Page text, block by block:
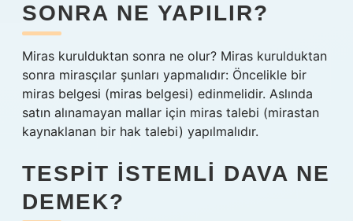
SONRA NE YAPILIR?
Miras kurulduktan sonra ne olur? Miras kurulduktan
sonra mirasçılar şunları yapmalıdır: Öncelikle bir
miras belgesi (miras belgesi) edinmelidir. Aslında
satın alınamayan mallar için miras talebi (mirastan
kaynaklanan bir hak talebi) yapılmalıdır.
TESPIT ISTEMLI DAVA NE
DEMEK?